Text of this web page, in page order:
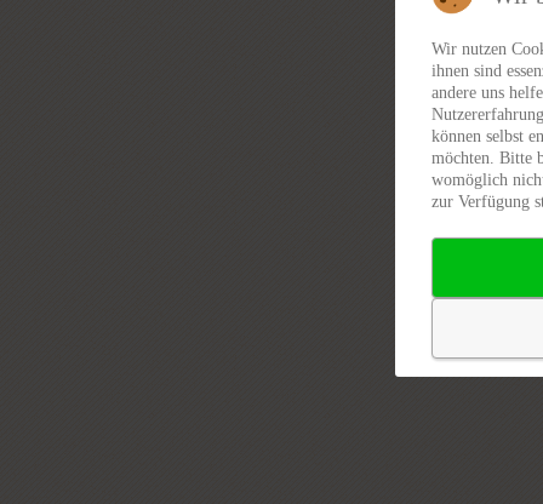
Wir nutzen
ihnen sind
andere uns
können selbst
möchten. Bitte
womöglich
zur Verfügung